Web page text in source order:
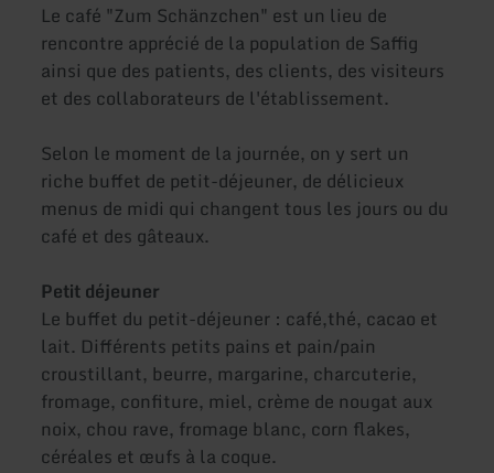
Le café "Zum Schänzchen" est un lieu de
rencontre apprécié de la population de Saffig
ainsi que des patients, des clients, des visiteurs
et des collaborateurs de l'établissement.
Selon le moment de la journée, on y sert un
riche buffet de petit-déjeuner, de délicieux
menus de midi qui changent tous les jours ou du
café et des gâteaux.
Petit déjeuner
Le buffet du petit-déjeuner : café,thé, cacao et
lait. Différents petits pains et pain/pain
croustillant, beurre, margarine, charcuterie,
fromage, confiture, miel, crème de nougat aux
noix, chou rave, fromage blanc, corn flakes,
céréales et œufs à la coque.